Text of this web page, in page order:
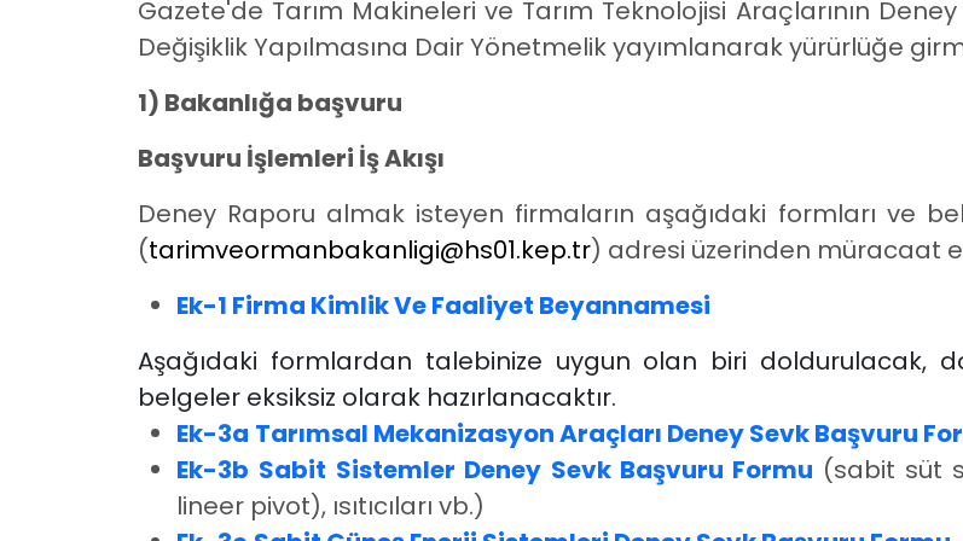
Gazete'de Tarım Makineleri ve Tarım Teknolojisi Araçlarının
Değişiklik Yapılmasına Dair Yönetmelik yayımlanarak yürürlüğe
1) Bakanlığa başvuru
Başvuru İşlemleri İş Akışı
Deney Raporu almak isteyen firmaların aşağıdaki formları ve
(tarimveormanbakanligi@hs01.kep.tr) adresi üzerinden müracaat
Ek-1 Firma Kimlik Ve Faaliyet Beyannamesi
Aşağıdaki formlardan talebinize uygun olan biri doldurulacak,
belgeler eksiksiz olarak hazırlanacaktır.
Ek-3a Tarımsal Mekanizasyon Araçları Deney Sevk Başvuru
Ek-3b Sabit Sistemler Deney Sevk Başvuru Formu (sabit süt
lineer pivot), ısıtıcıları vb.)